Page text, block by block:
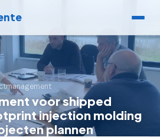
voor shipped
injection molding
plannen